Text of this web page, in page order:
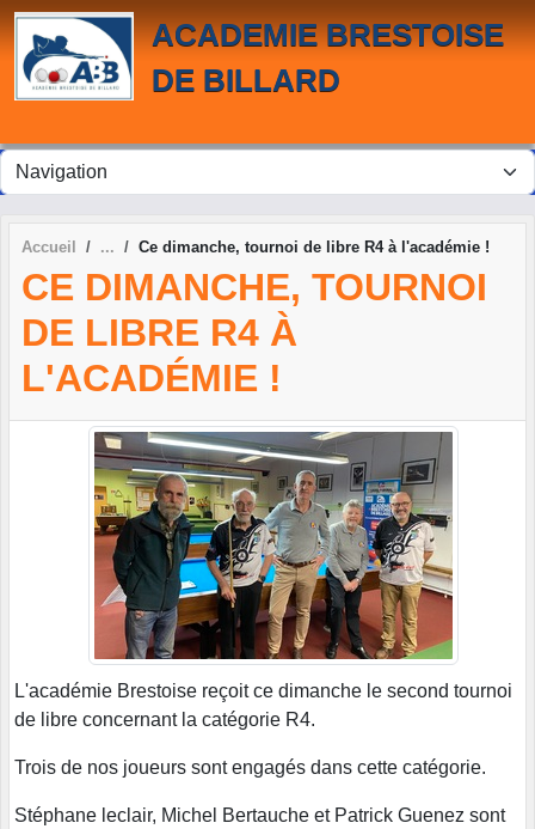
ACADEMIE BRESTOISE
DE BILLARD
Accueil Ce dimanche, tournoi de libre R4 à l'académie !
CE DIMANCHE, TOURNOI
DE LIBRE R4 À
L'ACADÉMIE !
L'académie Brestoise reçoit ce dimanche le second tournoi
de libre concernant la catégorie R4.
Trois de nos joueurs sont engagés dans cette catégorie.
Stéphane leclair, Michel Bertauche et Patrick Guenez sont
Panneau de gestion des cookies